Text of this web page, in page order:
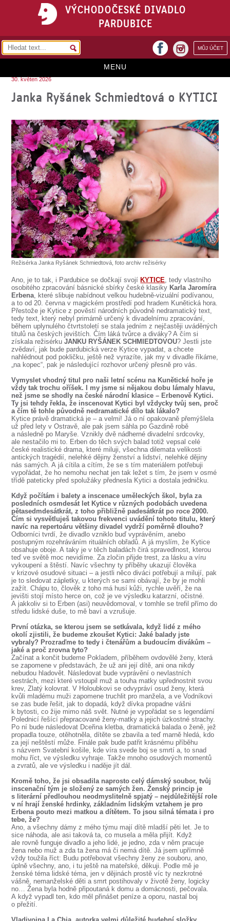
VÝCHODOČESKÉ DIVADLO
PARDUBICE
MŮJ ÚČET
facebook
MENU
REPERTOÁR
VSTUPENKY
PŘEDPLATNÉ
KONTAKTY
O DIVADLE
SOUBOR
DÁLE NABÍZÍME
30. květen 2026
Janka Ryšánek Schmiedtová o KYTICI
Režisérka Janka Ryšánek Schmiedtová, foto archiv režisérky
Ano, je to tak, i Pardubice se dočkají svojí KYTICE, tedy vlastního
osobitého zpracování básnické sbírky české klasiky Karla Jaromíra
Erbena, které slibuje nabídnout velkou hudebně-vizuální podívanou,
a to od 20. června v magickém prostředí pod hradem Kunětická hora.
Přestože je Kytice z pověstí národních původně nedramatický text,
tedy text, který nebyl primárně určený k divadelnímu zpracování,
během uplynulého čtvrtstoletí se stala jedním z nejčastěji uváděných
titulů na českých jevištích. Čím láká tvůrce a diváky? A čím si
získala režisérkuJANKU RYŠÁNEK SCHMIEDTOVOU? Jestli jste
zvědaví, jak bude pardubická verze Kytice vypadat, a chcete
nahlédnout pod pokličku, ještě než vyrazíte, jak my v divadle říkáme,
„na kopec“, pak je následující rozhovor určený přesně pro vás.
Vymyslet vhodný titul pro naši letní scénu na Kunětické hoře je
vždy tak trochu oříšek. I my jsme si nějakou dobu lámaly hlavu,
než jsme se shodly na české národní klasice – Erbenově Kytici.
Ty jsi tehdy řekla, že inscenovat Kytici byl vždycky tvůj sen, proč
a čím tě tohle původně nedramatické dílo tak lákalo?
Kytice právě dramatická je – a velmi! Já o ní opakovaně přemýšlela
už před lety v Ostravě, ale pak jsem sáhla po Gazdině robě
a následně po Maryše. Vznikly dvě nádherné divadelní srdcovky,
ale nestačilo mi to. Erben do těch svých balad totiž vepsal celé
české realistické drama, které miluji, všechna dilemata velikosti
antických tragédií, nelehké dějiny ženství a lidství, nelehké dějiny
nás samých. A já cítila a cítím, že se s tím materiálem potřebuji
vypořádat, že ho nemohu nechat jen tak ležet s tím, že jsem v osmé
třídě pateticky před spolužáky přednesla Kytici a dostala jedničku.
Když počítám i balety a inscenace uměleckých škol, byla za
posledních osmdesát let Kytice v různých podobách uvedena
pětasedmdesátkrát, z toho přibližně padesátkrát po roce 2000.
Čím si vysvětluješ takovou frekvenci uvádění tohoto titulu, který
navíc na repertoáru většiny divadel vydrží poměrně dlouho?
Odborníci tvrdí, že divadlo vzniklo buď vyprávěním, anebo
postupným rozehráváním rituálních obřadů. A já myslím, že Kytice
obsahuje oboje. A taky je v těch baladách čirá spravedlnost, kterou
teď ve světě moc nevidíme. Za zločin přijde trest, za lásku a víru
vykoupení a štěstí. Navíc všechny ty příběhy ukazují člověka
v krizové osudové situaci – a jestli něco diváci potřebují a milují, pak
je to sledovat zápletky, u kterých se sami obávají, že by je mohli
zažít. Chápu to, člověk z toho má husí kůži, rychle uvěří, že na
jevišti stojí místo herce on, což je ve výsledku katarzní, očistné.
A jakkoliv si to Erben (asi) neuvědomoval, v tomhle se trefil přímo do
středu lidské duše, to mě baví a vzrušuje.
První otázka, se kterou jsem se setkávala, když lidé z mého
okolí zjistili, že budeme zkoušet Kytici: Jaké balady jste
vybraly? Prozraďme to tedy i čtenářům a budoucím divákům –
jaké a proč zrovna tyto?
Začínat a končit budeme Pokladem, příběhem ovdovělé ženy, která
se zapomene v představách, že už ani její dítě, ani ona nikdy
nebudou hladovět. Následovat bude vyprávění o nevlastních
sestrách, mezi které vstoupil muž a touha matky upřednostnit svou
krev, Zlatý kolovrat. V Holoubkovi se odvypráví osud ženy, která
kvůli mladému muži zapomene truchlit pro manžela, a ve Vodníkovi
se zas bude řešit, jak to dopadá, když dívka propadne vášni
k bytosti, co žije mimo náš svět. Nutné je vypořádat se s legendární
Polednicí řešící přepracované ženy-matky a jejich úzkostné strachy.
Po ní bude následovat Dceřina kletba, dramatická balada o ženě, jež
propadla touze, otěhotněla, dítěte se zbavila a teď marně hledá, kdo
za její neštěstí může. Finále pak bude patřit krásnému příběhu
s názvem Svatební košile, kde víra svede boj se smrtí a, to snad
mohu říct, ve výsledku vyhraje. Takže mnoho osudových momentů
a zvratů, ale ve výsledku i naděje jít dál.
Kromě toho, že jsi obsadila naprosto celý dámský soubor, tvůj
inscenační tým je složený ze samých žen. Ženský princip je
s literární předlouhou neodmyslitelně spjatý – nejdůležitější role
v ní hrají ženské hrdinky, základním lidským vztahem je pro
Erbena pouto mezi matkou a dítětem. To jsou silná témata i pro
tebe, že?
Ano, a všechny dámy z mého týmu mají dítě mladší pěti let. Je to
sice náhoda, ale asi taková ta, co musela a měla přijít. Když
ale rovně funguje divadlo a jeho lidé, je jedno, zda v něm pracuje
žena nebo muž a zda ta žena má či nemá dítě. Já jsem upřímně
vždy toužila říct: Budu potřebovat všechny ženy ze souboru, ano,
úplně všechny, ano, i tu ještě na mateřské, děkuji. Podle mě je
ženské téma lidské téma, jen v dějinách prostě víc ty nezkrotné
vášně, nemanželské děti a smrt postihovaly v životě ženy, logicky
no… Žena byla hodně připoutaná k domu a domácnosti, pečovala.
A když vypadl ten, kdo měl přinášet peníze a oporu, nastal boj
o přežití.